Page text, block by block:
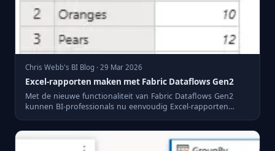
Chris Webb's BI Blog · 29 Mar 2026
Excel-rapporten maken met Fabric Dataflows Gen2
Met de nieuwe functionaliteit van Fabric Dataflows Gen2
kunnen BI-professionals nu eenvoudig Excel-rapporten